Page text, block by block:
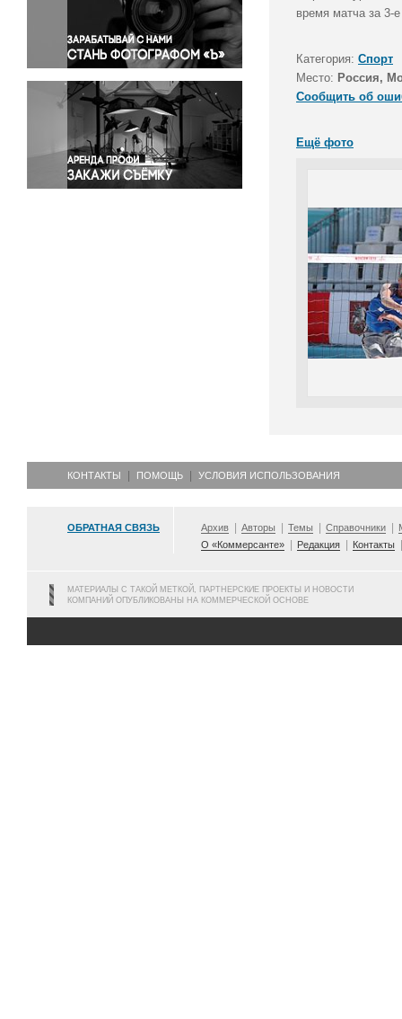
Правосудие
Происшествия и конфликты
Религия
Светская жизнь
Спорт
Экология
Экономика и бизнес
время матча за 3-
Категория: Спорт
Место: Россия,
Сообщить об
Ещё фото
КОНТАКТЫ ПОМОЩЬ УСЛОВИЯ ИСПОЛЬЗОВАНИЯ
ОБРАТНАЯ СВЯЗЬ Архив Авторы Темы Справочники
О «Коммерсанте»
Редакция Контакты
МАТЕРИАЛЫ С ТАКОЙ МЕТКОЙ, ПАРТНЕРСКИЕ ПРОЕКТЫ И НОВОСТИ
КОМПАНИЙ ОПУБЛИКОВАНЫ НА КОММЕРЧЕСКОЙ ОСНОВЕ